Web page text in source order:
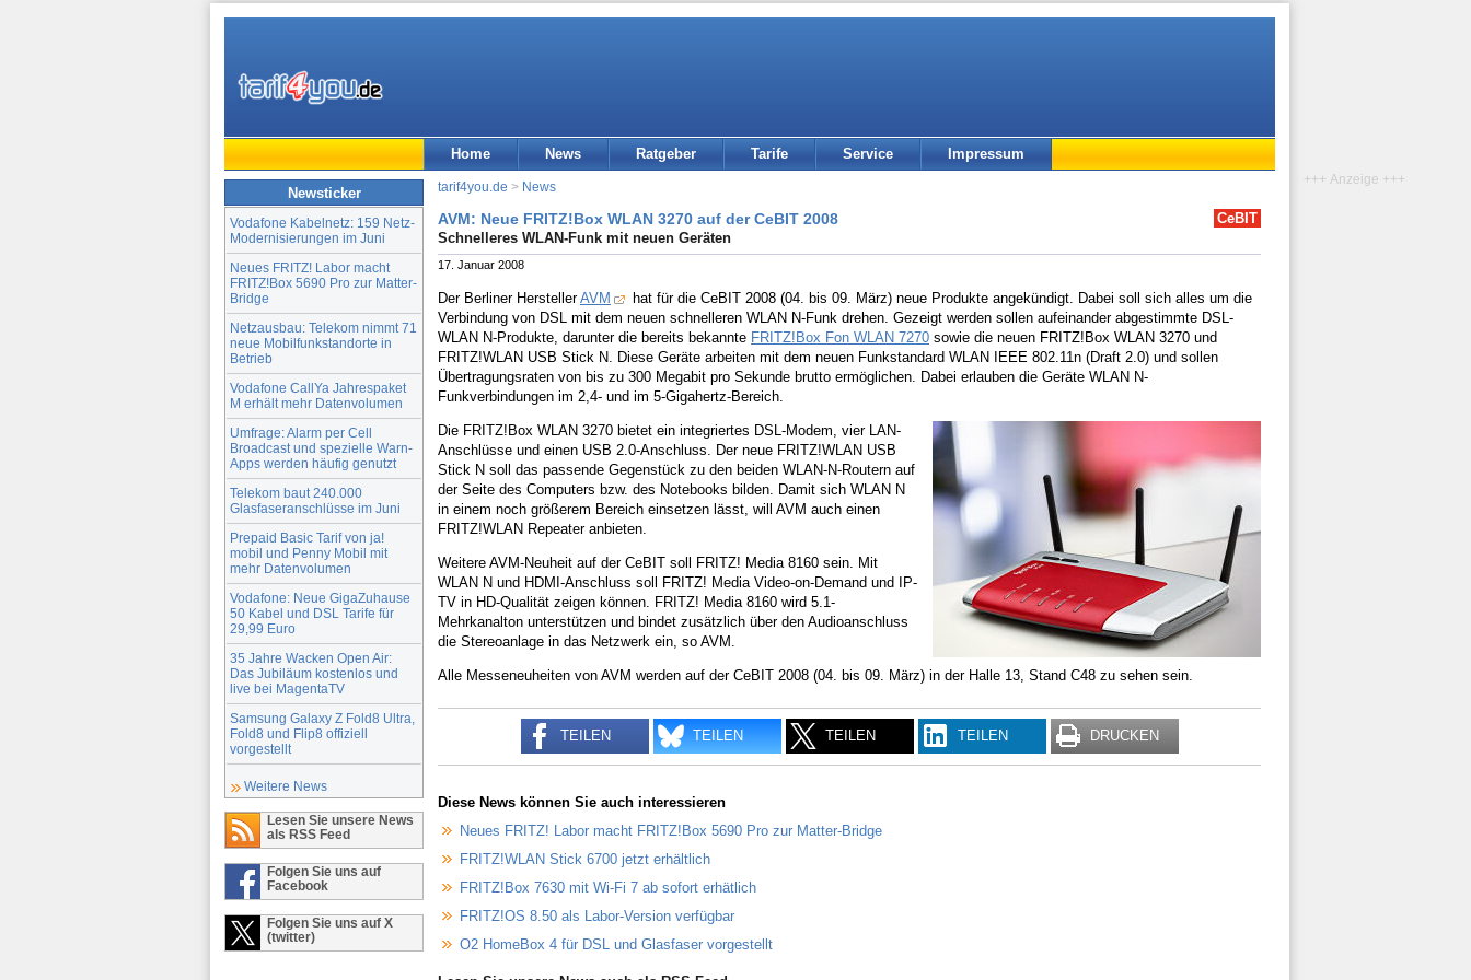
Home News Ratgeber Tarife Service Impressum
Newsticker
Vodafone Kabelnetz: 159 Netz-
Modernisierungen im Juni
Neues FRITZ! Labor macht
FRITZ!Box 5690 Pro zur Matter-
Bridge
Netzausbau: Telekom nimmt 71
neue Mobilfunkstandorte in
Betrieb
Vodafone CallYa Jahrespaket
M erhält mehr Datenvolumen
Umfrage: Alarm per Cell
Broadcast und spezielle Warn-
Apps werden häufig genutzt
Telekom baut 240.000
Glasfaseranschlüsse im Juni
Prepaid Basic Tarif von ja!
mobil und Penny Mobil mit
mehr Datenvolumen
Vodafone: Neue GigaZuhause
50 Kabel und DSL Tarife für
29,99 Euro
35 Jahre Wacken Open Air:
Das Jubiläum kostenlos und
live bei MagentaTV
Samsung Galaxy Z Fold8 Ultra,
Fold8 und Flip8 offiziell
vorgestellt
Weitere News
Lesen Sie unsere News
als RSS Feed
Folgen Sie uns auf
Facebook
Folgen Sie uns auf X
(twitter)
tarif4you.de > News
CeBIT
AVM: Neue FRITZ!Box WLAN 3270 auf der CeBIT 2008
Schnelleres WLAN-Funk mit neuen Geräten
17. Januar 2008
Der Berliner HerstellerAVM
hat für die CeBIT 2008 (04. bis 09. März) neue Produkte angekündigt. Dabei soll sich alles um die
Verbindung von DSL mit dem neuen schnelleren WLAN N-Funk drehen. Gezeigt werden sollen aufeinander abgestimmte DSL-
WLAN N-Produkte, darunter die bereits bekannte FRITZ!Box Fon WLAN 7270 sowie die neuen FRITZ!Box WLAN 3270 und
FRITZ!WLAN USB Stick N. Diese Geräte arbeiten mit dem neuen Funkstandard WLAN IEEE 802.11n (Draft 2.0) und sollen
Übertragungsraten von bis zu 300 Megabit pro Sekunde brutto ermöglichen. Dabei erlauben die Geräte WLAN N-
Funkverbindungen im 2,4- und im 5-Gigahertz-Bereich.
Die FRITZ!Box WLAN 3270 bietet ein integriertes DSL-Modem, vier LAN-
Anschlüsse und einen USB 2.0-Anschluss. Der neue FRITZ!WLAN USB
Stick N soll das passende Gegenstück zu den beiden WLAN-N-Routern auf
der Seite des Computers bzw. des Notebooks bilden. Damit sich WLAN N
in einem noch größerem Bereich einsetzen lässt, will AVM auch einen
FRITZ!WLAN Repeater anbieten.
Weitere AVM-Neuheit auf der CeBIT soll FRITZ! Media 8160 sein. Mit
WLAN N und HDMI-Anschluss soll FRITZ! Media Video-on-Demand und IP-
TV in HD-Qualität zeigen können. FRITZ! Media 8160 wird 5.1-
Mehrkanalton unterstützen und bindet zusätzlich über den Audioanschluss
die Stereoanlage in das Netzwerk ein, so AVM.
Alle Messeneuheiten von AVM werden auf der CeBIT 2008 (04. bis 09. März) in der Halle 13, Stand C48 zu sehen sein.
TEILEN TEILEN TEILEN TEILEN DRUCKEN
Diese News können Sie auch interessieren
Neues FRITZ! Labor macht FRITZ!Box 5690 Pro zur Matter-Bridge
FRITZ!WLAN Stick 6700 jetzt erhältlich
FRITZ!Box 7630 mit Wi-Fi 7 ab sofort erhätlich
FRITZ!OS 8.50 als Labor-Version verfügbar
O2 HomeBox 4 für DSL und Glasfaser vorgestellt
+++ Anzeige +++